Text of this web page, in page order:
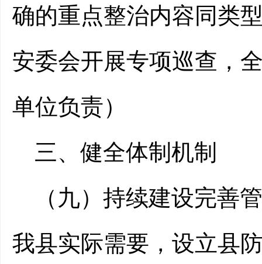
确的重点整治内容同类
安委会开展专项巡查，
单位负责）
三、 健全体制机制
（九）持续建设完善
我县实际需要， 设立县